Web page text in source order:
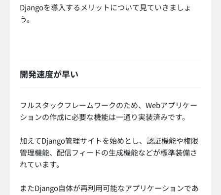
Djangoを導入するメリットについて見ていきましょ
う。
開発速度が早い
フルスタックフレームワークのため、Webアプリケー
ションの作成に必要な機能は一通り実装済みです。
加えてDjango管理サイトを始めとし、認証機能や権限
管理機能、配信フィードの生成機能などが標準装備さ
れています。
またDjango自体が再利用可能なアプリケーションであ